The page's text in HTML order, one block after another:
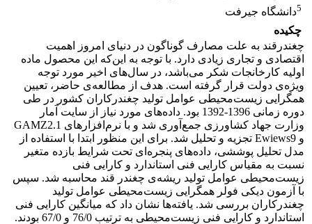
5دانشگاه جیرفت
چکیده
چغندرقند به علت مصارف گوناگون در دنیای امروز اهمیت
اقتصادی و تجاری زیادی دارد. با توجه به این‌که این محصول ماده
اولیه کارخانجات شکر می‌باشد، در سال‌های اخیر مورد توجه
ویژه‌ی دولت قرار گرفته است. هدف از مطالعه‌ی حاضر، تعیین
همگرایی زیست‌محیطی عوامل تولید چغندرکاران کشور در طی
دوره زمانی 1396-1392 بود. داده‌های مورد نیاز از سایت آمار
وزارت جهاد کشاورزی جمع‌آوری شد و با نرم‌افزارهای GAMZ2.1
و Ewiews9 تجزیه و تحلیل شد. برای این منظور ابتدا با استفاده از
مدل تحلیل پوششی، داده‌های پنجره‌ای تحت شرایط بازده متغیر
نسبت به مقیاس کارایی فنی استاندارد و کارایی فنی
زیست‌محیطی عوامل تولید ریشه‌ی چغندر قند محاسبه شد. سپس
با آزمون دیکی فولر همگرایی زیست‌محیطی عوامل تولید
چغندرکاران بررسی شد. یافته‌ها نشان داد که میانگین کارایی فنی
استاندارد و کارایی فنی زیست‌محیطی به ترتیب 76/0 و 67/0 بودند.